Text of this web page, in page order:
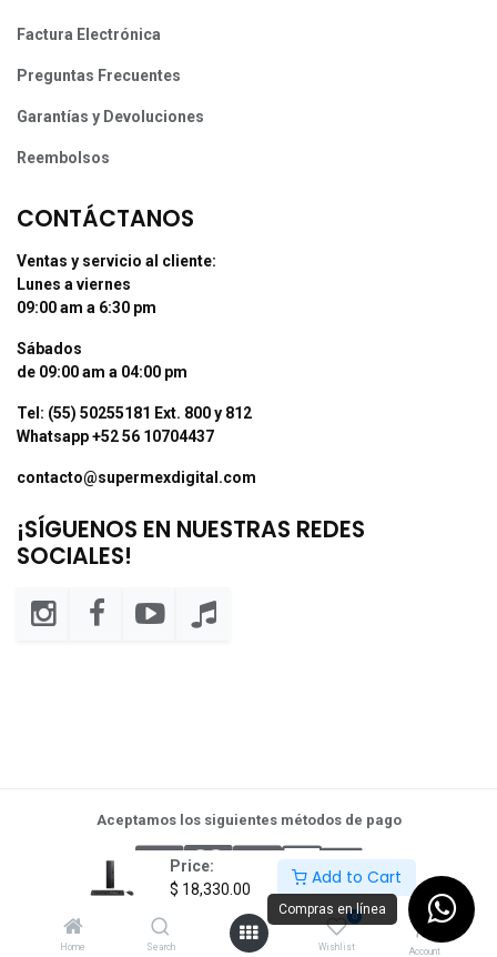
Price:
$ 18,330.00
Add to Cart
Home Search
0
Wishlist Account
Factura Electrónica
Preguntas Frecuentes
Garantías y Devoluciones
Reembolsos
CONTÁCTANOS
Ventas y servicio al cliente:
Lunes a viernes
09:00 am a 6:30 pm
Sábados
de 09:00 am a 04:00 pm
Tel: (55) 50255181 Ext. 800 y 812
Whatsapp +52 56 10704437
contacto@supermexdigital.com
¡SÍGUENOS EN NUESTRAS REDES
SOCIALES!
Aceptamos los siguientes métodos de pago
Compras en línea